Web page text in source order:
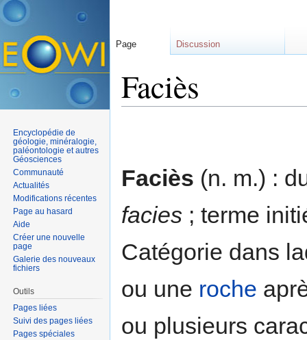
Faciès
Faciès (n. m.) :
facies ; terme
Catégorie dans
ou une roche
ou plusieurs
Page Discussion
Encyclopédie de
géologie, minéralogie,
paléontologie et autres
Géosciences
Communauté
Actualités
Modifications récentes
Page au hasard
Aide
Créer une nouvelle
page
Galerie des nouveaux
fichiers
Outils
Pages liées
Suivi des pages liées
Pages spéciales